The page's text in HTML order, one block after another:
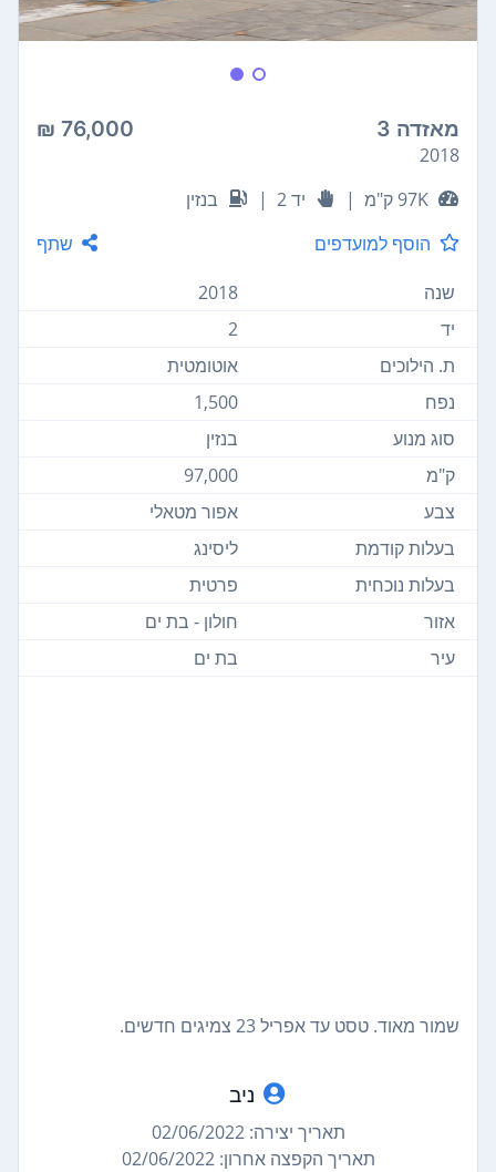
מאזדה 3 76,000 ₪
2018
97K ק"מ
| יד 2 |
בנזין
הוסף למועדפים
שתף
שנה
2018
יד
2
ת. הילוכים
אוטומטית
נפח
1,500
סוג מנוע
בנזין
ק"מ
97,000
צבע
אפור מטאלי
בעלות קודמת
ליסינג
בעלות נוכחית
פרטית
אזור
חולון - בת ים
עיר
בת ים
שמור מאוד. טסט עד אפריל 23 צמיגים חדשים.
ניב
תאריך יצירה: 02/06/2022
תאריך הקפצה אחרון: 02/06/2022